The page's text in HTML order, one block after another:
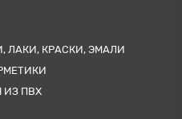
ЛАКИ, КРАСКИ, ЭМАЛИ
ИЗ ПВХ